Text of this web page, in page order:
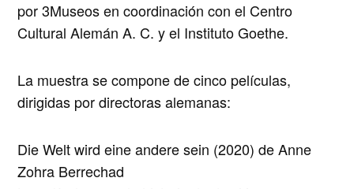
por 3Museos en coordinación con el Centro
Cultural Alemán A. C. y el Instituto Goethe.
La muestra se compone de cinco películas,
dirigidas por directoras alemanas:
Die Welt wird eine andere sein (2020) de Anne
Zohra Berrechad